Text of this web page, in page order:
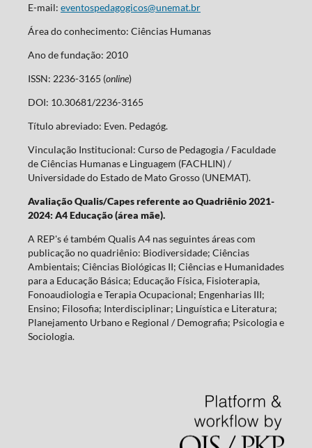
E-mail: eventospedagogicos@unemat.br
Área do conhecimento: Ciências Humanas
Ano de fundação: 2010
ISSN: 2236-3165 (online)
DOI: 10.30681/2236-3165
Título abreviado: Even. Pedagóg.
Vinculação Institucional: Curso de Pedagogia / Faculdade
de Ciências Humanas e Linguagem (FACHLIN) /
Universidade do Estado de Mato Grosso (UNEMAT).
Avaliação Qualis/Capes referente ao Quadriênio 2021-
2024: A4 Educação (área mãe).
A REP's é também Qualis A4 nas seguintes áreas com
publicação no quadriênio: Biodiversidade; Ciências
Ambientais; Ciências Biológicas II; Ciências e Humanidades
para a Educação Básica; Educação Física, Fisioterapia,
Fonoaudiologia e Terapia Ocupacional; Engenharias III;
Ensino; Filosofia; Interdisciplinar; Linguística e Literatura;
Planejamento Urbano e Regional / Demografia; Psicologia e
Sociologia.